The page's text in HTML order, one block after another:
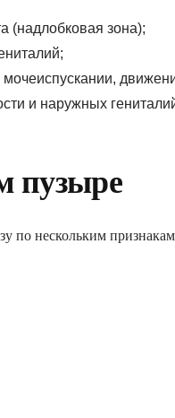
(надлобковая зона);
и наружных
пузыре
по нескольким